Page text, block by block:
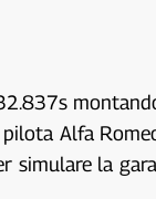
Alfa
la